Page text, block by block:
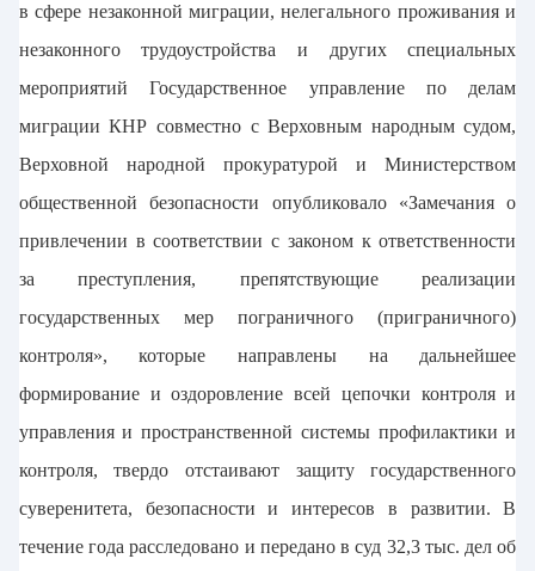
в сфере незаконной миграции, нелегального проживания и
незаконного трудоустройства и других специальных
мероприятий Государственное управление по делам
миграции КНР совместно с Верховным народным судом,
Верховной народной прокуратурой и Министерством
общественной безопасности опубликовало «Замечания о
привлечении в соответствии с законом к ответственности
за преступления, препятствующие реализации
государственных мер пограничного (приграничного)
контроля», которые направлены на дальнейшее
формирование и оздоровление всей цепочки контроля и
управления и пространственной системы профилактики и
контроля, твердо отстаивают защиту государственного
суверенитета, безопасности и интересов в развитии. В
течение года расследовано и передано в суд 32,3 тыс. дел об